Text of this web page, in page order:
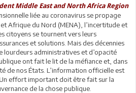
Middle East and North Africa Region
liée au coronavirus se propage
Afrique du Nord (MENA), l’incertitude et
citoyens se tournent vers leurs
et solutions. Mais des décennies
lourdeurs administratives et d’opacité
ont fait le lit de la méfiance et, dans
de nos États. L’information officielle est
effort important doit être fait sur la
de la chose publique.